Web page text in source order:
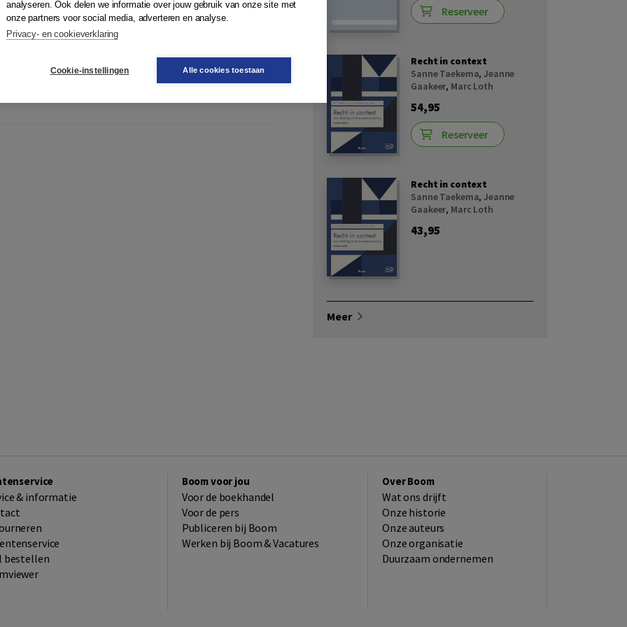
Wetboek 1992-2022'
Reserveer
Recht in context
Sanne Taekema,Jeanne
Gaakeer, Marc Loth
54,95
Reserveer
Recht in context
Sanne Taekema,Jeanne
Gaakeer, Marc Loth
43,95
Meer
& informatie
bestellen
Boom voor jou
Voor de boekhandel
Voor de pers
Publiceren bij Boom
Werken bij Boom & Vacatures
Over Boom
Wat ons drijft
Onze historie
Onze auteurs
Onze organisatie
Duurzaam ondernemen
analyseren. Ook delen we informatie over jouw gebruik van onze site met
onze partners voor social media, adverteren en analyse.
Privacy- en cookieverklaring
Cookie-instellingen Alle cookies toestaan